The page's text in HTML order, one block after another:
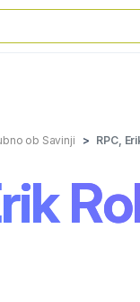
ob Savinji RPC,